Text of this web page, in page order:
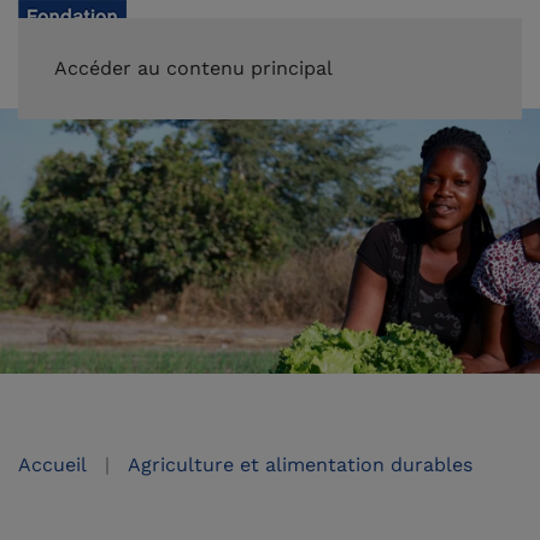
Accéder au contenu principal
Accueil Agriculture et alimentation durables